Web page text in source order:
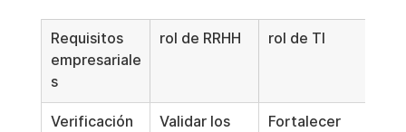
Requisitos
empresariale
s
rol de RRHH rol de TI
Verificación
Validar los
Fortalecer